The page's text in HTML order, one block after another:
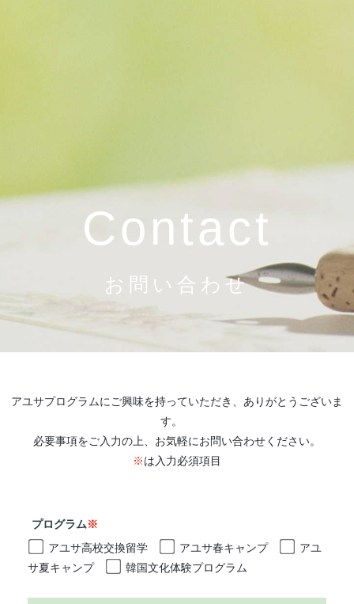
Contact
お問い合わせ
アユサプログラムにご興味を持っていただき、ありがとうございま
す。
必要事項をご入力の上、お気軽にお問い合わせください。
※は入力必須項目
プログラム※
アユサ高校交換留学
アユサ春キャンプ
アユ
サ夏キャンプ
韓国文化体験プログラム